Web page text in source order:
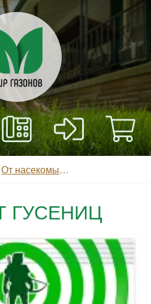
+7(495) 597-82-01
Найти
От насекомых (инсектициды)
ГУСЕНИЦ